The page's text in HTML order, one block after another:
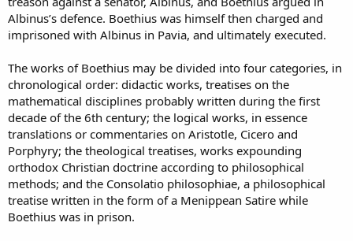
Albinus’s defence. Boethius was himself then charged and
imprisoned with Albinus in Pavia, and ultimately executed.
The works of Boethius may be divided into four categories, in
chronological order: didactic works, treatises on the
mathematical disciplines probably written during the first
decade of the 6th century; the logical works, in essence
translations or commentaries on Aristotle, Cicero and
Porphyry; the theological treatises, works expounding
orthodox Christian doctrine according to philosophical
methods; and the Consolatio philosophiae, a philosophical
treatise written in the form of a Menippean Satire while
Boethius was in prison.